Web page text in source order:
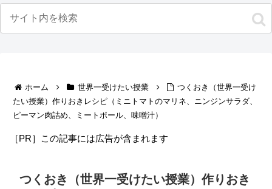
ホーム 世界一受けたい授業
つくおき（世界一受け
たい授業）作りおきレシピ（ミニトマトのマリネ、ニンジンサラダ、
ピーマン肉詰め、ミートボール、味噌汁）
［PR］この記事には広告が含まれます
つくおき（世界一受けたい授業）作りおき